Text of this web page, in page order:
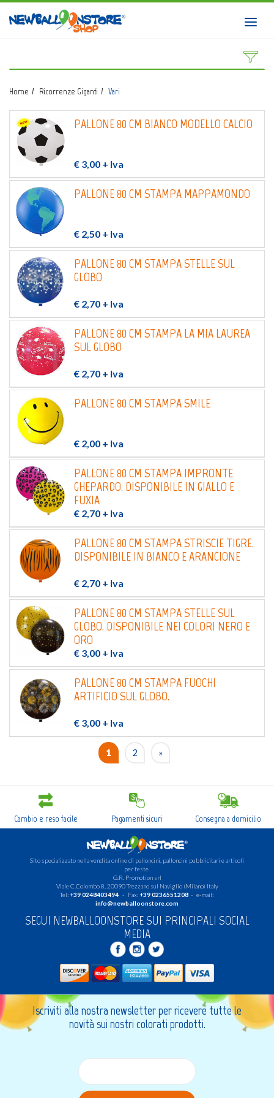
HOME
CATALOGO
CHI SIAMO
INVIO LOGO
CONTATTI
Login
0 Wishlist
Home Ricorrenze Giganti Vari
PALLONE 80 CM BIANCO MODELLO CALCIO
€ 3,00 + Iva
PALLONE 80 CM STAMPA MAPPAMONDO
€ 2,50 + Iva
PALLONE 80 CM STAMPA STELLE SUL
GLOBO
€ 2,70 + Iva
PALLONE 80 CM STAMPA LA MIA LAUREA
SUL GLOBO
€ 2,70 + Iva
PALLONE 80 CM STAMPA SMILE
€ 2,00 + Iva
PALLONE 80 CM STAMPA IMPRONTE
GHEPARDO. DISPONIBILE IN GIALLO E
FUXIA
€ 2,70 + Iva
PALLONE 80 CM STAMPA STRISCIE TIGRE.
DISPONIBILE IN BIANCO E ARANCIONE
€ 2,70 + Iva
PALLONE 80 CM STAMPA STELLE SUL
GLOBO. DISPONIBILE NEI COLORI NERO E
ORO
€ 3,00 + Iva
PALLONE 80 CM STAMPA FUOCHI
ARTIFICIO SUL GLOBO.
€ 3,00 + Iva
1 2 »
Cambio e reso facile Pagamenti sicuri Consegna a domicilio
Sito specializzato nella vendita online di palloncini, palloncini pubblicitari e articoli
per feste.
G.R. Promotion srl
Viale C.Colombo 8, 20090 Trezzano sul Naviglio (Milano) Italy
Tel:+39 0248403494- Fax:+39 0236551208- e-mail:
info@newballoonstore.com
SEGUI NEWBALLOONSTORE SUI PRINCIPALI SOCIAL
MEDIA
Iscriviti alla nostra newsletter per ricevere tutte le
novità sui nostri colorati prodotti.